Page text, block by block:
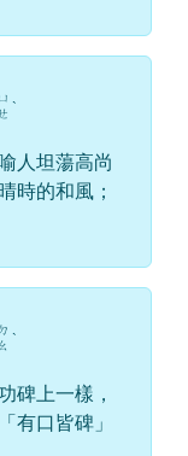
ˋ
人坦蕩高尚
時的和風；
ㄉ
ㄠ ˋ
碑上一樣，
有口皆碑」